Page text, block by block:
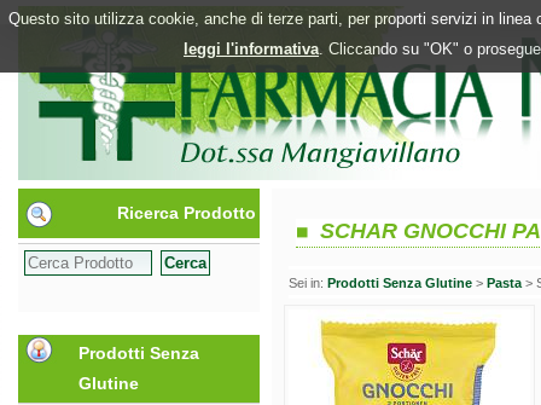
Questo sito utilizza cookie, anche di terze parti, per proporti servizi in
leggi l'informativa. Cliccando su "OK" o
Ricerca Prodotto
Prodotti Senza
Glutine
SCHAR GNOCCHI
Sei in: Prodotti Senza Glutine > Pasta >